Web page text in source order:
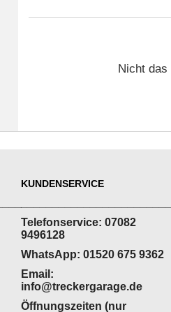
Nicht das
KUNDENSERVICE
Telefonservice: 07082
9496128
WhatsApp: 01520 675 9362
Email:
info@treckergarage.de
Öffnungszeiten (nur